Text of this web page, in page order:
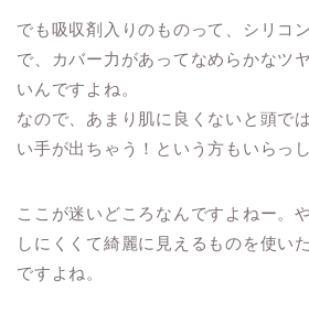
でも吸収剤入りのものって、シリコ
で、カバー力があってなめらかなツ
いんですよね。
なので、あまり肌に良くないと頭で
い手が出ちゃう！という方もいらっ
ここが迷いどころなんですよねー。
しにくくて綺麗に見えるものを使い
ですよね。